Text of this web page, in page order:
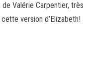
Valérie Carpentier, très
version d’Elizabeth!